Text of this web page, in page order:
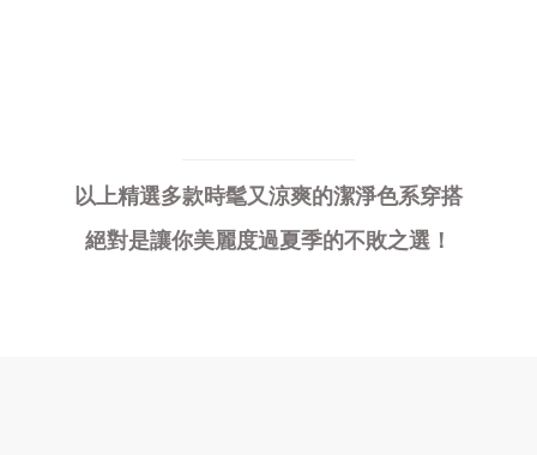
以上精選多款時髦又涼爽的潔淨色系穿搭
絕對是讓你美麗度過夏季的不敗之選！